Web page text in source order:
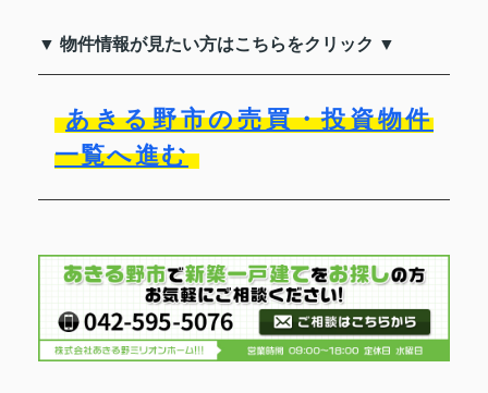
▼ 物件情報が見たい方はこちらをクリック ▼
あきる野市の売買・投資物件
一覧へ進む